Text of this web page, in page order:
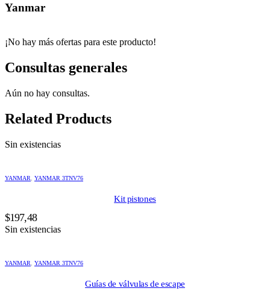
Yanmar
¡No hay más ofertas para este producto!
Consultas generales
Aún no hay consultas.
Related Products
Sin existencias
YANMAR YANMAR 3TNV76
Kit pistones
$197,48
Sin existencias
YANMAR YANMAR 3TNV76
Guías de válvulas de escape